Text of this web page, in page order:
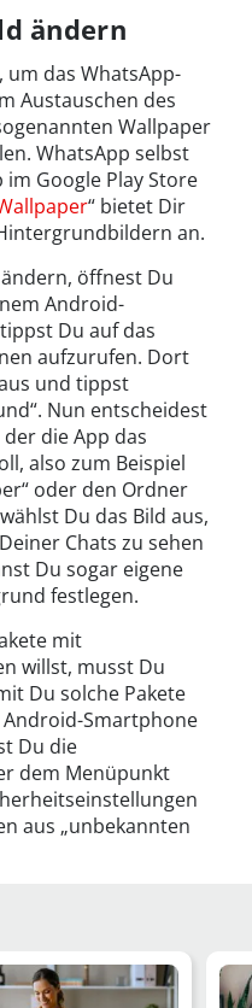
ändern
um das WhatsApp-
Austauschen des
Wallpaper
WhatsApp selbst
Google Play Store
“ bietet Dir
an.
öffnest Du
Android-
Du auf das
aufzurufen. Dort
und tippst
Nun entscheidest
die App das
also zum Beispiel
oder den Ordner
Du das Bild aus,
Chats zu sehen
Du sogar eigene
festlegen.
mit
willst, musst Du
Du solche Pakete
Smartphone
Du die
dem Menüpunkt
aus „unbekannten